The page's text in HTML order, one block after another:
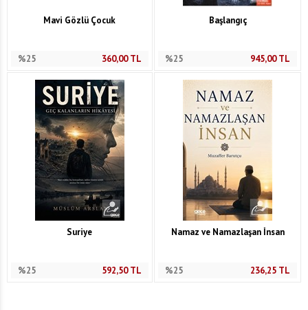
Mavi Gözlü Çocuk
%25 360,00TL
Başlangıç
%25 945,00TL
Suriye
%25 592,50TL
Namaz ve Namazlaşan İnsan
%25 236,25 TL